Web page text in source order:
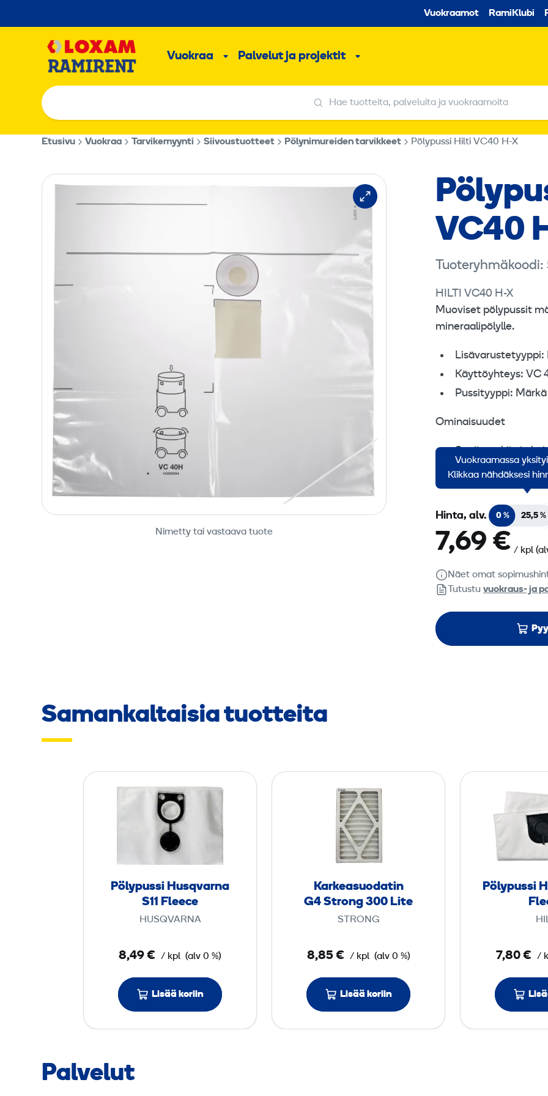
sisältöön
Vuokraamot RamiKlubi
Vuokraa Alavalikko
Palvelut ja projektit Alavalikko
Hae tuotteita, palveluita ja vuokraamoita
Hae tuotteita, palveluita ja vuokraamoita
Etusivu Vuokraa Tarvikemyynti Siivoustuotteet Pölynimureiden tarvikkeet Pölypussi Hilti VC40 H-X
Nimetty tai vastaava tuote
VC40
Tuoteryhmäkoodi:
HILTI VC40 H-X
Muoviset pölypussit
mineraalipölylle.
Lisävarustetyyppi:
Käyttöyhteys: VC
Pussityyppi:
Ominaisuudet
Sopii märkiin ja
Vain pölyn
Vuokraamassa
Klikkaa nähdäksesi
Hinta, alv. 0 % 25,5 %
7,69 € / kpl
Näet omat
Tutustu vuokraus- ja
Samankaltaisia tuotteita
ö
l
y
u
s
s
s
q
v
a
r
Pölypussi Husqvarna
S11 Fleece
HUSQVARNA
8,49 € / kpl (alv 0 %)
Lisää koriin
a
r
k
e
a
o
t
i
n
G
4
Karkeasuodatin
G4 Strong 300 Lite
STRONG
8,85 € / kpl (alv 0 %)
Lisää koriin
l
l
i
Pölypussi
7,80 € /
Palvelut